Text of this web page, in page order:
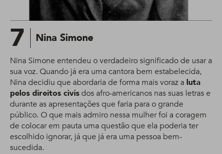
7 Nina Simone
Nina Simone entendeu o verdadeiro significado de usar a
sua voz. Quando já era uma cantora bem estabelecida,
Nina decidiu que abordaria de forma mais voraz a luta
pelos direitos civisdos afro-americanos nas suas letras e
durante as apresentações que faria para o grande
público. O que mais admiro nessa mulher foi a coragem
de colocar em pauta uma questão que ela poderia ter
escolhido ignorar, já que já era uma pessoa bem-
sucedida.